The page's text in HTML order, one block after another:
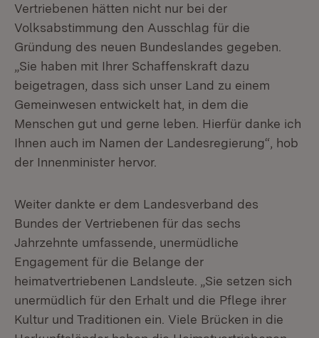
Vertriebenen hätten nicht nur bei der
Volksabstimmung den Ausschlag für die
Gründung des neuen Bundeslandes gegeben.
„Sie haben mit Ihrer Schaffenskraft dazu
beigetragen, dass sich unser Land zu einem
Gemeinwesen entwickelt hat, in dem die
Menschen gut und gerne leben. Hierfür danke ich
Ihnen auch im Namen der Landesregierung“, hob
der Innenminister hervor.
Weiter dankte er dem Landesverband des
Bundes der Vertriebenen für das sechs
Jahrzehnte umfassende, unermüdliche
Engagement für die Belange der
heimatvertriebenen Landsleute. „Sie setzen sich
unermüdlich für den Erhalt und die Pflege ihrer
Kultur und Traditionen ein. Viele Brücken in die